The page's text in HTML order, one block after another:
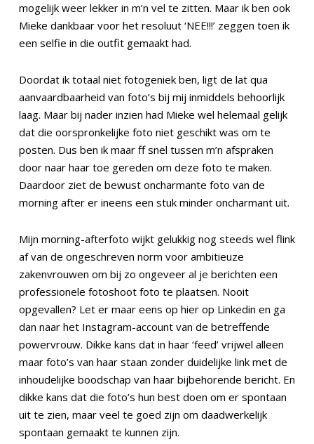
mogelijk weer lekker in m’n vel te zitten. Maar ik ben ook
Mieke dankbaar voor het resoluut ‘NEE!!!’ zeggen toen ik
een selfie in die outfit gemaakt had.
Doordat ik totaal niet fotogeniek ben, ligt de lat qua
aanvaardbaarheid van foto’s bij mij inmiddels behoorlijk
laag. Maar bij nader inzien had Mieke wel helemaal gelijk
dat die oorspronkelijke foto niet geschikt was om te
posten. Dus ben ik maar ff snel tussen m’n afspraken
door naar haar toe gereden om deze foto te maken.
Daardoor ziet de bewust oncharmante foto van de
morning after er ineens een stuk minder oncharmant uit.
Mijn morning-afterfoto wijkt gelukkig nog steeds wel flink
af van de ongeschreven norm voor ambitieuze
zakenvrouwen om bij zo ongeveer al je berichten een
professionele fotoshoot foto te plaatsen. Nooit
opgevallen? Let er maar eens op hier op Linkedin en ga
dan naar het Instagram-account van de betreffende
powervrouw. Dikke kans dat in haar ‘feed’ vrijwel alleen
maar foto’s van haar staan zonder duidelijke link met de
inhoudelijke boodschap van haar bijbehorende bericht. En
dikke kans dat die foto’s hun best doen om er spontaan
uit te zien, maar veel te goed zijn om daadwerkelijk
spontaan gemaakt te kunnen zijn.